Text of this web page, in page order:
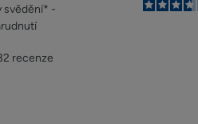
svědění* -
recenze